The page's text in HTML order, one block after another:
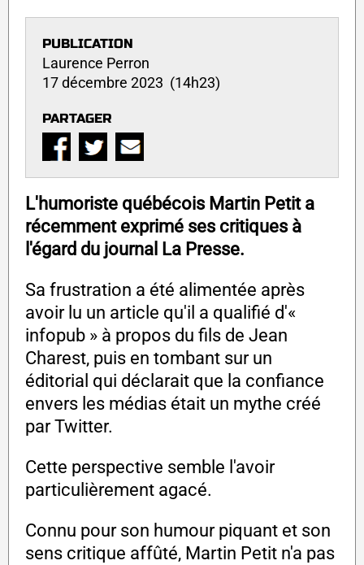
PUBLICATION
Laurence Perron
17 décembre 2023 (14h23)
PARTAGER
L'humoriste québécois Martin Petit a
récemment exprimé ses critiques à
l'égard du journal La Presse.
Sa frustration a été alimentée après
avoir lu un article qu'il a qualifié d'«
infopub » à propos du fils de Jean
Charest, puis en tombant sur un
éditorial qui déclarait que la confiance
envers les médias était un mythe créé
par Twitter.
Cette perspective semble l'avoir
particulièrement agacé.
Connu pour son humour piquant et son
sens critique affûté, Martin Petit n'a pas